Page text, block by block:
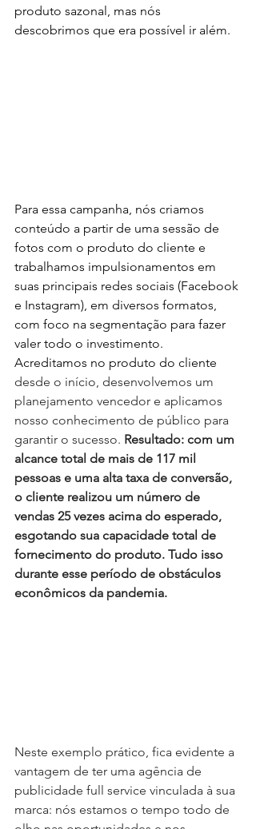
produto sazonal, mas nós
descobrimos que era possível ir além.
Para essa campanha, nós criamos
conteúdo a partir de uma sessão de
fotos com o produto do cliente e
trabalhamos impulsionamentos em
suas principais redes sociais (Facebook
e Instagram), em diversos formatos,
com foco na segmentação para fazer
valer todo o investimento.
Acreditamos no produto do cliente
desde o início, desenvolvemos um
planejamento vencedor e aplicamos
nosso conhecimento de público para
garantir o sucesso. Resultado: com um
alcance total de mais de 117 mil
pessoas e uma alta taxa de conversão,
o cliente realizou um número de
vendas 25 vezes acima do esperado,
esgotando sua capacidade total de
fornecimento do produto. Tudo isso
durante esse período de obstáculos
econômicos da pandemia.
Neste exemplo prático, fica evidente a
vantagem de ter uma agência de
publicidade full service vinculada à sua
marca: nós estamos o tempo todo de